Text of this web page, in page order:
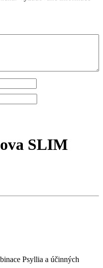
SLIM
Psyllia a účinných